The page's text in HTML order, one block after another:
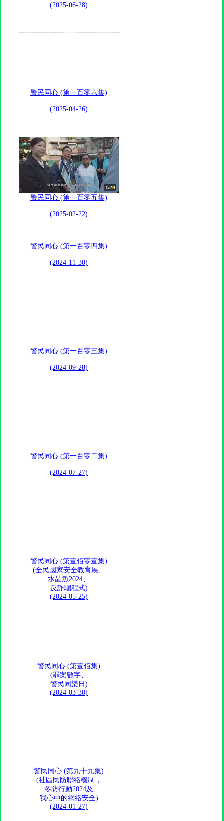
(2025-06-28)
警民同心 (第一百零六集)
(2025-04-26)
警民同心 (第一百零五集)
(2025-02-22)
警民同心 (第一百零四集)
(2024-11-30)
警民同心 (第一百零三集)
(2024-09-28)
警民同心 (第一百零二集)
(2024-07-27)
警民同心 (第壹佰零壹集)
(全民國家安全教育展、
水晶魚2024、
反詐騙程式)
(2024-05-25)
警民同心 (第壹佰集)
(罪案數字、
警民同樂日)
(2024-03-30)
警民同心 (第九十九集)
(社區民防聯絡機制，
冬防行動2024及
我心中的網絡安全)
(2024-01-27)